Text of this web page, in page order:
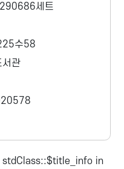
세트
수58
서관
in